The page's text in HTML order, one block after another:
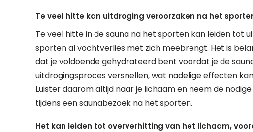
Te veel hitte kan uitdroging veroorzaken na het
Te veel hitte in de sauna na het sporten kan leiden tot
sporten al vochtverlies met zich meebrengt. Het is
dat je voldoende gehydrateerd bent voordat je de
uitdrogingsproces versnellen, wat nadelige effecten
Luister daarom altijd naar je lichaam en neem de
tijdens een saunabezoek na het sporten.
Het kan leiden tot oververhitting van het lichaam,